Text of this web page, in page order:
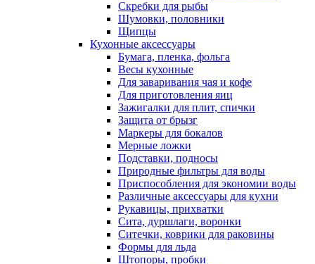
Скребки для рыбы
Шумовки, половники
Щипцы
Кухонные аксессуары
Бумага, пленка, фольга
Весы кухонные
Для заваривания чая и кофе
Для приготовления яиц
Зажигалки для плит, спички
Защита от брызг
Маркеры для бокалов
Мерные ложки
Подставки, подносы
Природные фильтры для воды
Приспособления для экономии воды
Различные аксессуары для кухни
Рукавицы, прихватки
Сита, дуршлаги, воронки
Ситечки, коврики для раковины
Формы для льда
Штопоры, пробки